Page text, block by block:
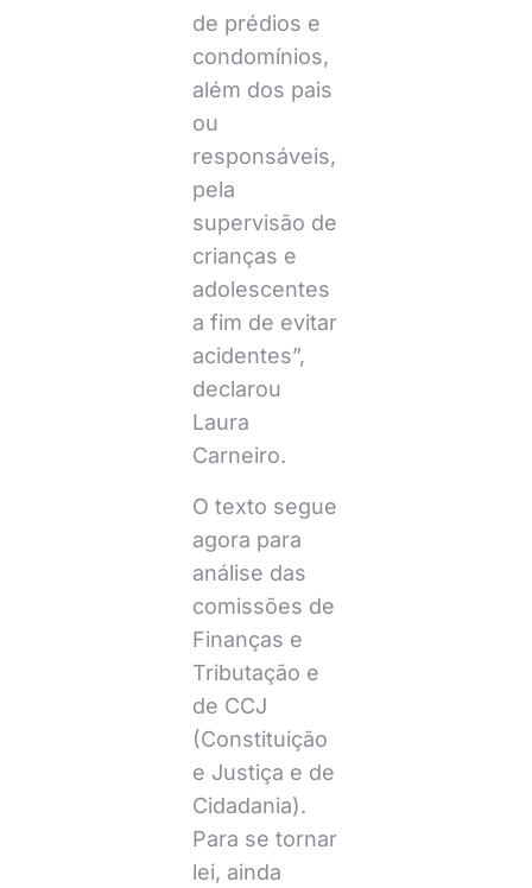
de prédios e
condomínios,
além dos pais
ou
responsáveis,
pela
supervisão de
crianças e
adolescentes
a fim de evitar
acidentes”,
declarou
Laura
Carneiro.
O texto segue
agora para
análise das
comissões de
Finanças e
Tributação e
de CCJ
(Constituição
e Justiça e de
Cidadania).
Para se tornar
lei, ainda